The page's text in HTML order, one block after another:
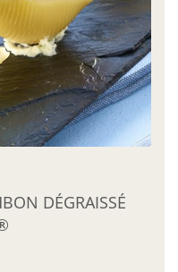
DÉGRAISSÉ